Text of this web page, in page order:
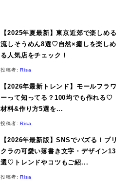
【2025年夏最新】東京近郊で楽しめる
流しそうめん8選♡自然×癒しを楽しめ
る人気店をチェック！
投稿者:Risa
【2026年最新トレンド】モールフラワ
ーって知ってる？100均でも作れる♡
材料&作り方5選を...
投稿者:Risa
【2026年最新版】SNSでバズる！プリ
クラの可愛い落書き文字・デザイン13
選♡トレンドやコツもご紹...
投稿者:Risa